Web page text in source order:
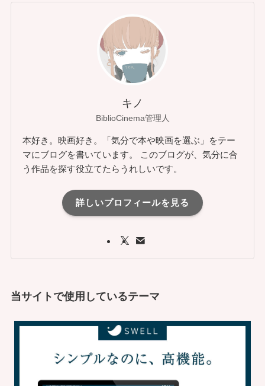
キノ
BiblioCinema管理人
本好き。映画好き。「気分で本や映画を選ぶ」をテー
マにブログを書いています。 このブログが、気分に合
う作品を探す役立てたらうれしいです。
詳しいプロフィールを見る
当サイトで使用しているテーマ